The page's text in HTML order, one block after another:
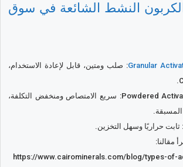
الكربون النشط الشائعة في سوق
: صلب ومتين، قابل لإعادة الاستخدام،
– Powdered Activated Carbon (PAC): سريع الامتصاص ومنخفض التكلفة،
مقالنا:
https://www.cairominerals.com/blog/types-of-